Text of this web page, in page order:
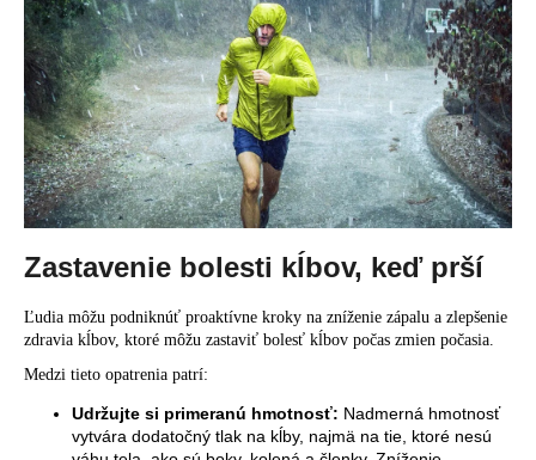
Zastavenie bolesti kĺbov, keď prší
Ľudia môžu podniknúť proaktívne kroky na zníženie zápalu a zlepšenie
zdravia kĺbov, ktoré môžu zastaviť bolesť kĺbov počas zmien počasia.
Medzi tieto opatrenia patrí:
Udržujte si primeranú hmotnosť: Nadmerná hmotnosť
vytvára dodatočný tlak na kĺby, najmä na tie, ktoré nesú
O
d
p
o
r
ú
č
m